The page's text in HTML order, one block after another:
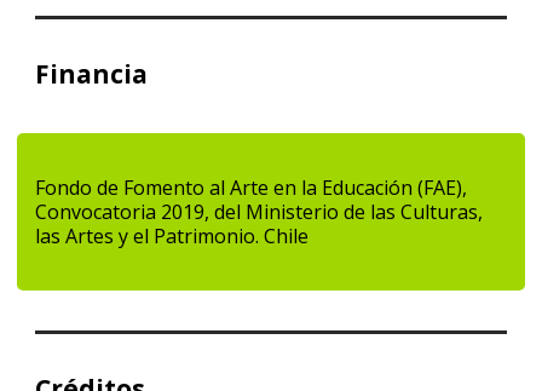
Financia
Fondo de Fomento al Arte en la Educación (FAE),
Convocatoria 2019, del Ministerio de las Culturas,
las Artes y el Patrimonio. Chile